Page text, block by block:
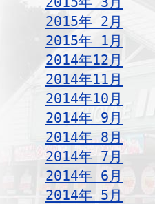
2015年 2月
2015年 1月
2014年12月
2014年11月
2014年10月
2014年 9月
2014年 8月
2014年 7月
2014年 6月
2014年 5月